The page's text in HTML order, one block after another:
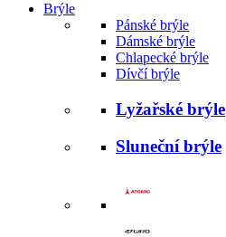
Brýle
Pánské brýle
Dámské brýle
Chlapecké brýle
Dívčí brýle
Lyžařské brýle
Sluneční brýle